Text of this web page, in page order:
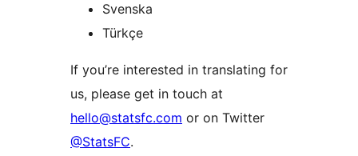
Svenska
Türkçe
If you’re interested in translating for
us, please get in touch at
hello@statsfc.com or on Twitter
@StatsFC.